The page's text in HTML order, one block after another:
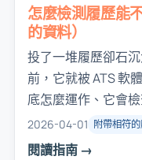
怎麼檢測履歷能
的資料）
投了一堆履歷卻石
前，它就被 ATS 軟
底怎麼運作、它會
機測試你的履歷。
2026-04-01 附帶相符
閱讀指南 →